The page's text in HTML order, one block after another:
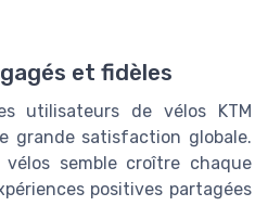
et fidèles
utilisateurs de vélos KTM
grande satisfaction globale.
vélos semble croître chaque
positives partagées